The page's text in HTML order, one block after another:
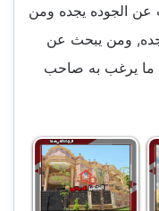
عن الجوده يجده ومن
ومن يبحث عن
ما يرغب به صاحب